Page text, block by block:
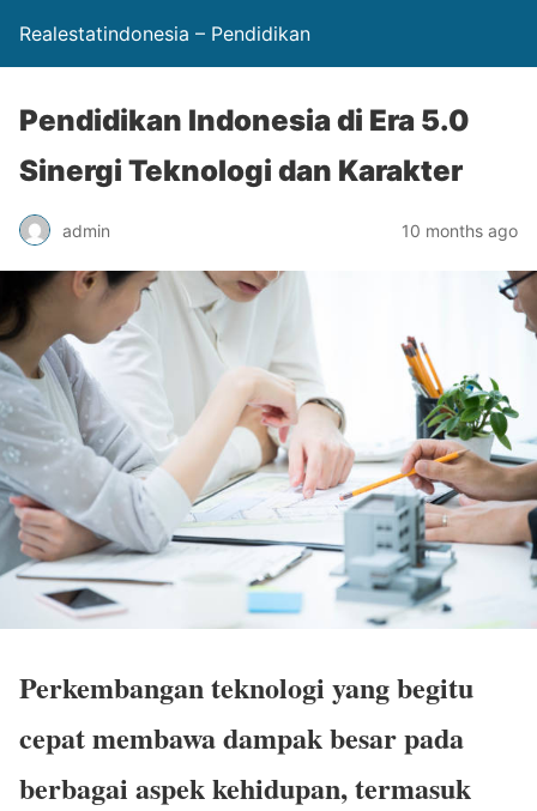
Realestatindonesia – Pendidikan
Pendidikan Indonesia di Era 5.0
Sinergi Teknologi dan Karakter
admin 10 months ago
Perkembangan teknologi yang begitu
cepat membawa dampak besar pada
berbagai aspek kehidupan, termasuk